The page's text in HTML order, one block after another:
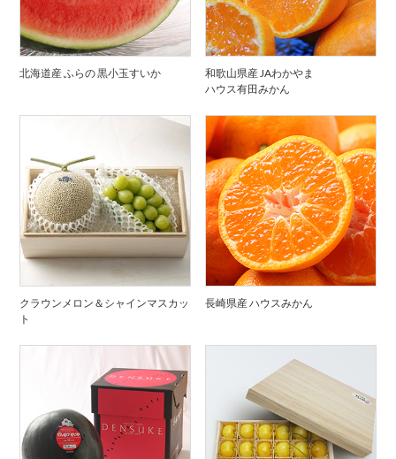
北海道産 ふらの 黒小玉すいか
和歌山県産 JAわかやま
ハウス有田みかん
クラウンメロン＆シャインマスカッ
ト
長崎県産 ハウスみかん